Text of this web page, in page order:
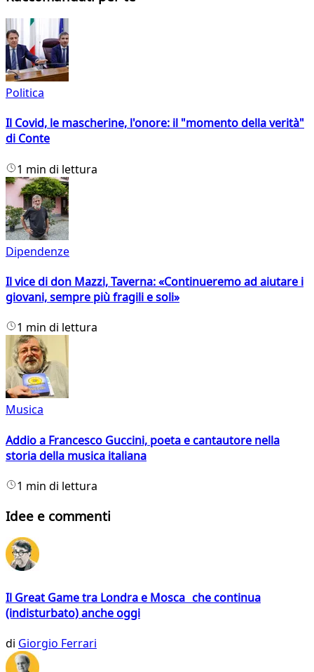
Politica
Il Covid, le mascherine, l'onore: il "momento della verità"
di Conte
1 min di lettura
Dipendenze
Il vice di don Mazzi, Taverna: «Continueremo ad aiutare i
giovani, sempre più fragili e soli»
1 min di lettura
Musica
Addio a Francesco Guccini, poeta e cantautore nella
storia della musica italiana
1 min di lettura
Idee e commenti
Il Great Game tra Londra e Mosca che continua
(indisturbato) anche oggi
di Giorgio Ferrari